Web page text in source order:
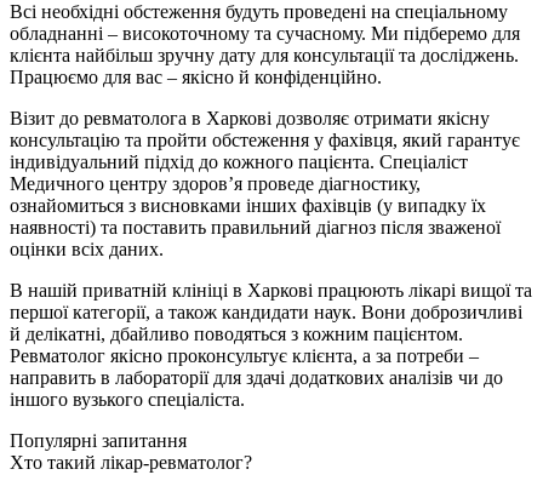
Всі необхідні обстеження будуть проведені на спеціальному
обладнанні – високоточному та сучасному. Ми підберемо для
клієнта найбільш зручну дату для консультації та досліджень.
Працюємо для вас – якісно й конфіденційно.
Візит до ревматолога в Харкові дозволяє отримати якісну
консультацію та пройти обстеження у фахівця, який гарантує
індивідуальний підхід до кожного пацієнта. Спеціаліст
Медичного центру здоров’я проведе діагностику,
ознайомиться з висновками інших фахівців (у випадку їх
наявності) та поставить правильний діагноз після зваженої
оцінки всіх даних.
В нашій приватній клініці в Харкові працюють лікарі вищої та
першої категорії, а також кандидати наук. Вони доброзичливі
й делікатні, дбайливо поводяться з кожним пацієнтом.
Ревматолог якісно проконсультує клієнта, а за потреби –
направить в лабораторії для здачі додаткових аналізів чи до
іншого вузького спеціаліста.
Популярні запитання
Хто такий лікар-ревматолог?